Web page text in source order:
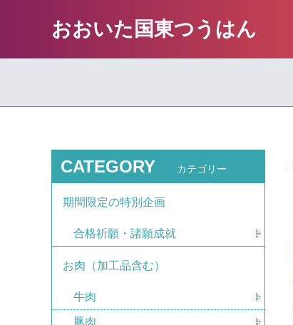
おおいた国東つうはん
CATEGORY カテゴリー
期間限定の特別企画
合格祈願・諸願成就
お肉（加工品含む）
牛肉
豚肉